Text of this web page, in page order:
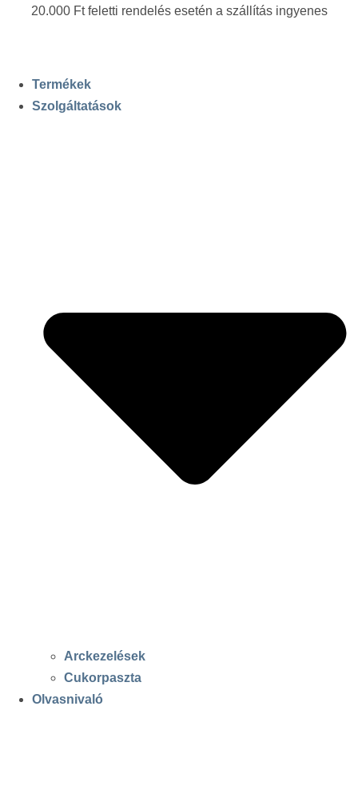
20.000 Ft feletti rendelés esetén a szállítás ingyenes
Termékek
Szolgáltatások
Arckezelések
Cukorpaszta
Olvasnivaló